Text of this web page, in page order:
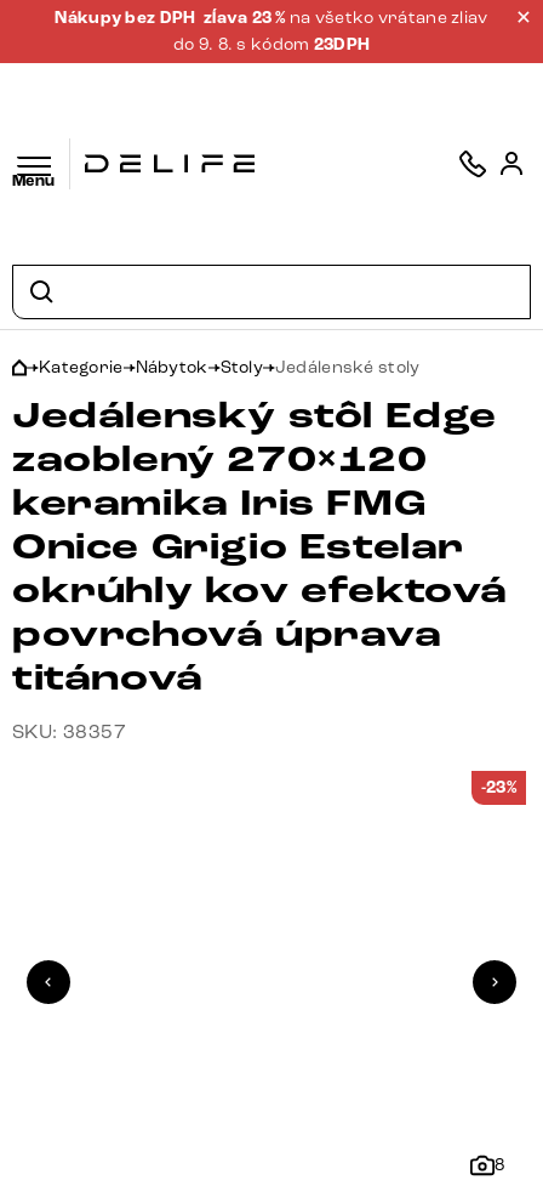
Nákupy bez DPH zĺava 23 % na všetko vrátane zliav
do 9. 8. s kódom 23DPH
Menu
Kategorie Nábytok Stoly Jedálenské stoly
Jedálenský stôl Edge
zaoblený 270×120
keramika Iris FMG
Onice Grigio Estelar
okrúhly kov efektová
povrchová úprava
titánová
SKU: 38357
8
-23%